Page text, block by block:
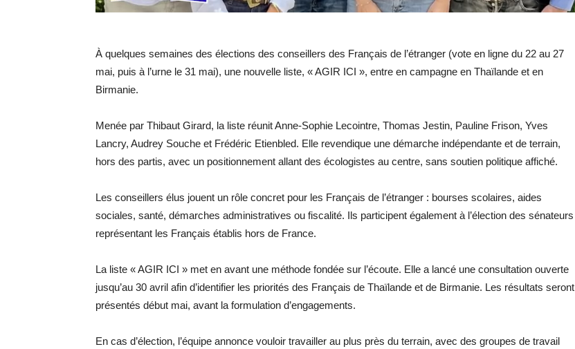
À quelques semaines des élections des conseillers des Français de l’étranger (vote en ligne du 22 au 27
mai, puis à l’urne le 31 mai), une nouvelle liste, « AGIR ICI », entre en campagne en Thaïlande et en
Birmanie.
Menée par Thibaut Girard, la liste réunit Anne-Sophie Lecointre, Thomas Jestin, Pauline Frison, Yves
Lancry, Audrey Souche et Frédéric Etienbled. Elle revendique une démarche indépendante et de terrain,
hors des partis, avec un positionnement allant des écologistes au centre, sans soutien politique affiché.
Les conseillers élus jouent un rôle concret pour les Français de l’étranger : bourses scolaires, aides
sociales, santé, démarches administratives ou fiscalité. Ils participent également à l’élection des sénateurs
représentant les Français établis hors de France.
La liste « AGIR ICI » met en avant une méthode fondée sur l’écoute. Elle a lancé une consultation ouverte
jusqu’au 30 avril afin d’identifier les priorités des Français de Thaïlande et de Birmanie. Les résultats seront
présentés début mai, avant la formulation d’engagements.
En cas d’élection, l’équipe annonce vouloir travailler au plus près du terrain, avec des groupes de travail